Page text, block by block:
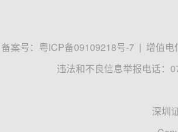
备案号： 粤ICP备09109218号-7 | 增值电
违法和不良信息举报电话：
深圳